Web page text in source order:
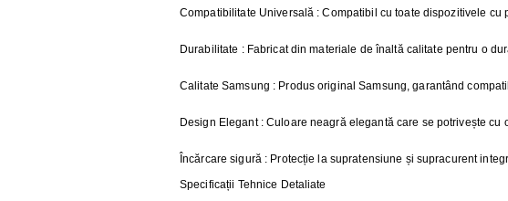
CAMERE SUPRAVEGHERE
Compatibilitate Universală : Compatibil cu toate dispozitivele cu
Durabilitate : Fabricat din materiale de înaltă calitate pentru o
Calitate Samsung : Produs original Samsung, garantând
Design Elegant : Culoare neagră elegantă care se potrivește cu
Încărcare sigură: Protecție la supratensiune și supracurent
Specificații Tehnice Detaliate